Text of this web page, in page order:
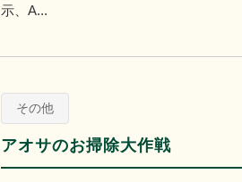
示、A...
その他
アオサのお掃除大作戦